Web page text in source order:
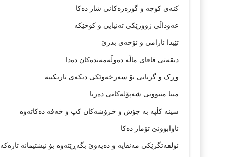
کنەی کوچە و گوزەرەکانی شار دەکا
عەوداڵی ژوورێکی تەنيایی و کوخێکە
تێيدا ئارامی و ئۆخەی بدرێ
ديقەتی قاقای ماڵە دەوڵەمەندەکان دەدا
وڕک و گريانی بۆ سەرخەوێکی ديکەی تاريکييە
مينا متبوونی شەپۆلەکانی دەريا
سينە کڵپە بە جؤش و خرۆشەکان کپ و خەفە دەکاتەوە
ئاوابوونێ تۆمار دەکا
ئولفەتگرێکی مەنفايە و دەيەوێ بگەڕێتەوە بۆ نيشتيمانە